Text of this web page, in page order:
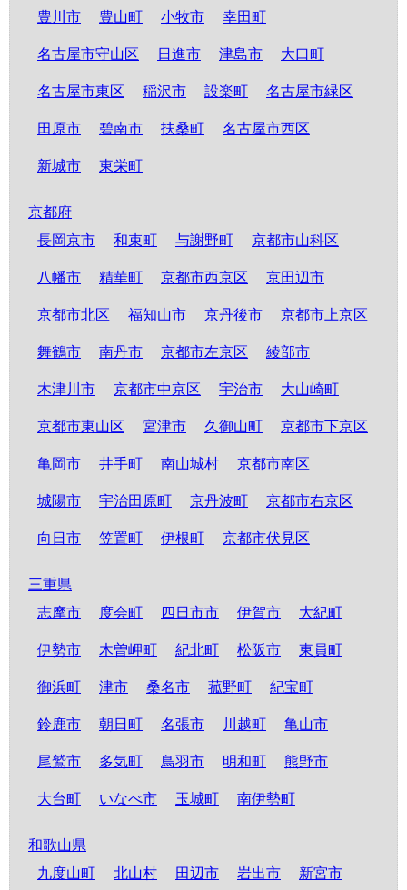
豊川市 豊山町 小牧市 幸田町
名古屋市守山区 日進市 津島市 大口町
名古屋市東区 稲沢市 設楽町 名古屋市緑区
田原市 碧南市 扶桑町 名古屋市西区
新城市 東栄町
京都府
長岡京市
和束町 与謝野町 京都市山科区
八幡市 精華町 京都市西京区 京田辺市
京都市北区 福知山市 京丹後市 京都市上京区
舞鶴市 南丹市 京都市左京区 綾部市
木津川市 京都市中京区 宇治市 大山崎町
京都市東山区 宮津市 久御山町 京都市下京区
亀岡市 井手町 南山城村 京都市南区
城陽市 宇治田原町 京丹波町 京都市右京区
向日市 笠置町 伊根町 京都市伏見区
三重県
志摩市
度会町 四日市市 伊賀市 大紀町
伊勢市 木曽岬町 紀北町 松阪市 東員町
御浜町 津市 桑名市 菰野町 紀宝町
鈴鹿市 朝日町 名張市 川越町 亀山市
尾鷲市 多気町 鳥羽市 明和町 熊野市
大台町 いなべ市 玉城町 南伊勢町
和歌山県
九度山町
北山村 田辺市 岩出市 新宮市